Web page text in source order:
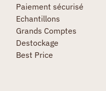
Paiement sécurisé
Echantillons
Grands Comptes
Destockage
Best Price